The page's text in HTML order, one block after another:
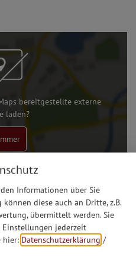
bereitgestellte externe
laden?
Kipfenberg
pfarrei/schelldorf
Informationen über Sie
diese auch an Dritte, z.B.
übermittelt werden. Sie
jederzeit
hier: Datenschutzerklärung /